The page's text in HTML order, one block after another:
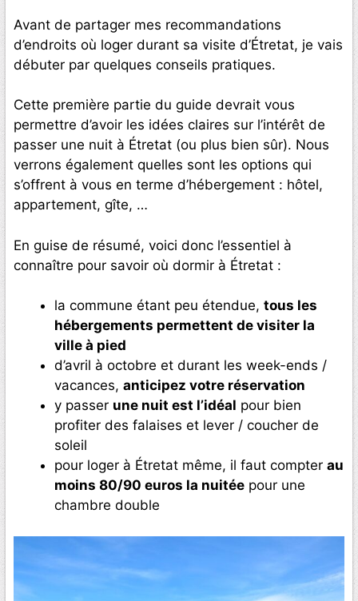
Avant de partager mes recommandations
d’endroits où loger durant sa visite d’Étretat, je vais
débuter par quelques conseils pratiques.
Cette première partie du guide devrait vous
permettre d’avoir les idées claires sur l’intérêt de
passer une nuit à Étretat (ou plus bien sûr). Nous
verrons également quelles sont les options qui
s’offrent à vous en terme d’hébergement : hôtel,
appartement, gîte, …
En guise de résumé, voici donc l’essentiel à
connaître pour savoir où dormir à Étretat :
la commune étant peu étendue, tous les
hébergements permettent de visiter la
ville à pied
d’avril à octobre et durant les week-ends /
vacances, anticipez votre réservation
y passer une nuit est l’idéal pour bien
profiter des falaises et lever / coucher de
soleil
pour loger à Étretat même, il faut compter au
moins 80/90 euros la nuitée pour une
chambre double